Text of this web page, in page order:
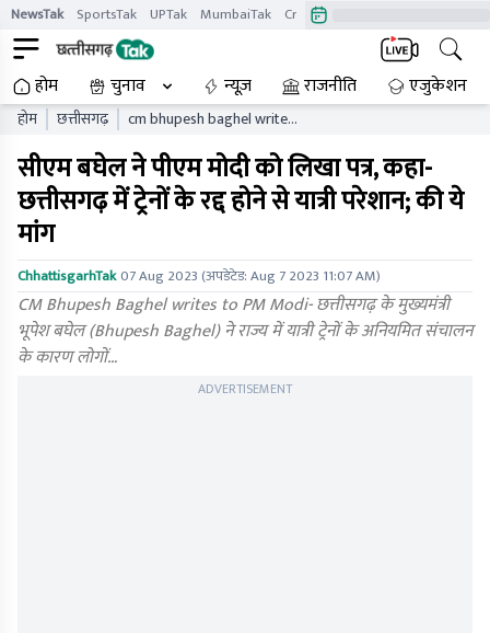
NewsTak SportsTak UPTak MumbaiTak CrimeTak
होम चुनाव न्यूज़ राजनीति एजुकेशन
होम छत्तीसगढ़
cm bhupesh baghel writes
train operations in
chhattisgarh
सीएम बघेल ने पीएम मोदी को लिखा पत्र, कहा-
छत्तीसगढ़ में ट्रेनों के रद्द होने से यात्री परेशान; की ये
मांग
ChhattisgarhTak07 Aug 2023(अपडेटेड:Aug 7 2023 11:07 AM)
CM Bhupesh Baghel writes to PM Modi- छत्तीसगढ़ के मुख्यमंत्री
भूपेश बघेल (Bhupesh Baghel) ने राज्य में यात्री ट्रेनों के अनियमित संचालन
के कारण लोगों…
ADVERTISEMENT